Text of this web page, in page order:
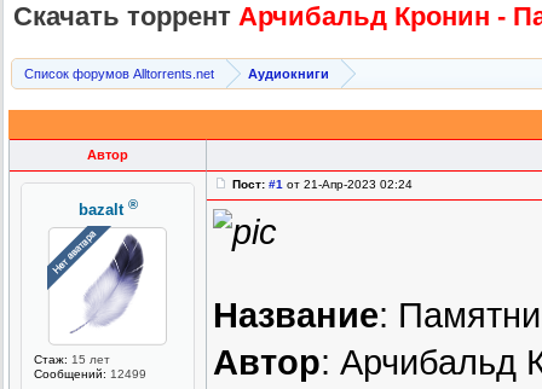
Скачать торрент Арчибальд Кронин -
Список форумов Alltorrents.net Аудиокниги
Автор
bazalt ®
Стаж: 15 лет
Сообщений: 12499
Пост: #1 от 21-Апр-2023 02:24
Название:
Автор: Арчибальд